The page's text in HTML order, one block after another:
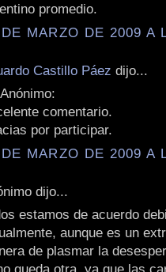
promedio.
MARZO DE 2009 A
Castillo Páez dijo...
comentario.
por participar.
MARZO DE 2009 A
dijo...
estamos de acuerdo
aunque es un
de plasmar la